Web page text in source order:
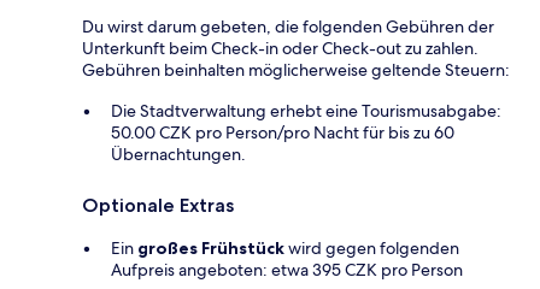
Du wirst darum gebeten, die folgenden Gebühren der
Unterkunft beim Check-in oder Check-out zu zahlen.
Gebühren beinhalten möglicherweise geltende Steuern:
Die Stadtverwaltung erhebt eine Tourismusabgabe:
50.00 CZK pro Person/pro Nacht für bis zu 60
Übernachtungen.
Optionale Extras
Ein großes Frühstückwird gegen folgenden
Aufpreis angeboten: etwa 395 CZK pro Person